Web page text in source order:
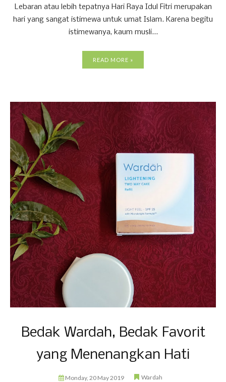
Lebaran atau lebih tepatnya Hari Raya Idul Fitri merupakan
hari yang sangat istimewa untuk umat Islam. Karena begitu
istimewanya, kaum musli...
READ MORE »
Bedak Wardah, Bedak Favorit
yang Menenangkan Hati
Monday, 20 May 2019 Wardah